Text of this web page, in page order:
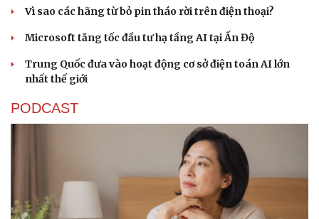
Làm đẹp - giảm cân
Ăn sạch sống khỏe
Vì sao các hãng từ bỏ pin tháo rời trên điện thoại?
Microsoft tăng tốc đầu tư hạ tầng AI tại Ấn Độ
Trung Quốc đưa vào hoạt động cơ sở điện toán AI lớn
nhất thế giới
PODCAST